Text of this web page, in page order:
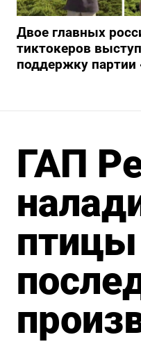
Двое главных
тиктокеров
поддержку партии
ГАП